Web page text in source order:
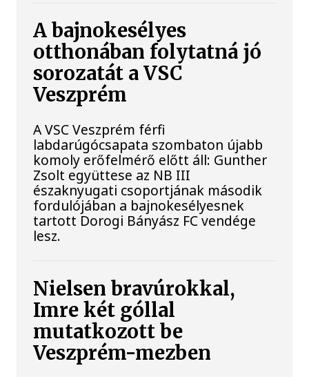
A bajnokesélyes
otthonában folytatná jó
sorozatát a VSC
Veszprém
A VSC Veszprém férfi
labdarúgócsapata szombaton újabb
komoly erőfelmérő előtt áll: Gunther
Zsolt együttese az NB III
északnyugati csoportjának második
fordulójában a bajnokesélyesnek
tartott Dorogi Bányász FC vendége
lesz.
Nielsen bravúrokkal,
Imre két góllal
mutatkozott be
Veszprém-mezben